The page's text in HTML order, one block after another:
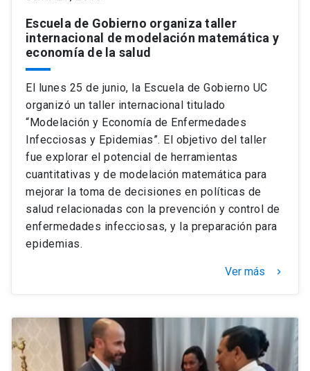
Escuela de Gobierno organiza taller
internacional de modelación matemática y
economía de la salud
El lunes 25 de junio, la Escuela de Gobierno UC
organizó un taller internacional titulado
“Modelación y Economía de Enfermedades
Infecciosas y Epidemias”. El objetivo del taller
fue explorar el potencial de herramientas
cuantitativas y de modelación matemática para
mejorar la toma de decisiones en políticas de
salud relacionadas con la prevención y control de
enfermedades infecciosas, y la preparación para
epidemias.
Ver más keyboard_arrow_right